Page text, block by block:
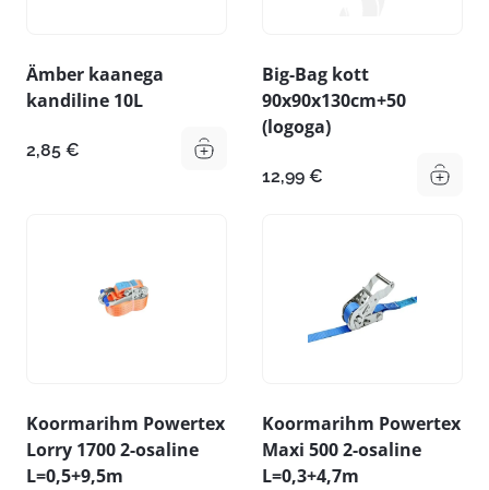
Ämber kaanega
kandiline 10L
2,85 €
Big-Bag kott
90x90x130cm+50
(logoga)
12,99 €
Koormarihm Powertex
Lorry 1700 2-osaline
L=0,5+9,5m
Koormarihm Powertex
Maxi 500 2-osaline
L=0,3+4,7m